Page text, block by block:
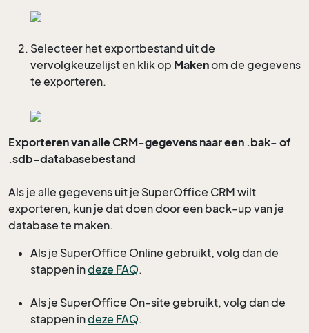
Selecteer het exportbestand uit de
vervolgkeuzelijst en klik op Makenom de gegevens
te exporteren.
Exporteren van alle CRM-gegevens naar een .bak- of
.sdb-databasebestand
Als je alle gegevens uit je SuperOffice CRM wilt
exporteren, kun je dat doen door een back-up van je
database te maken.
Als je SuperOffice Online gebruikt, volg dan de
stappen indeze FAQ.
Als je SuperOffice On-site gebruikt, volg dan de
stappen indeze FAQ.